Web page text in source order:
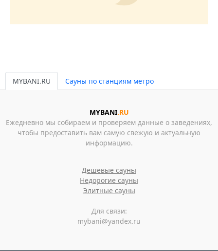
MYBANI.RU Сауны по станциям метро
MYBANI.RU
Ежедневно мы собираем и проверяем данные о заведениях,
чтобы предоставить вам самую свежую и актуальную
информацию.
Дешевые сауны
Недорогие сауны
Элитные сауны
Для связи:
mybani@yandex.ru